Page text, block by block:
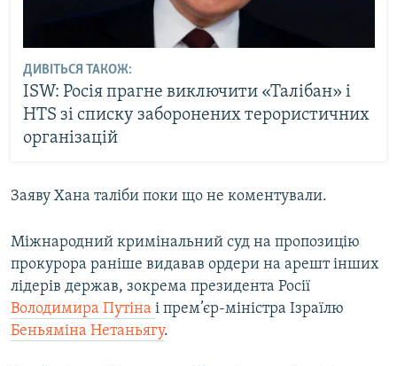
ДИВІТЬСЯ ТАКОЖ:
ISW: Росія прагне виключити «Талібан» і
HTS зі списку заборонених терористичних
організацій
Заяву Хана таліби поки що не коментували.
Міжнародний кримінальний суд на пропозицію
прокурора раніше видавав ордери на арешт інших
лідерів держав, зокрема президента Росії
Володимира Путіна і прем’єр-міністра Ізраїлю
Беньяміна Нетаньягу.